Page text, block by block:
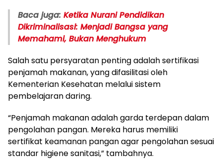
Baca juga: Ketika Nurani Pendidikan
Dikriminalisasi: Menjadi Bangsa yang
Memahami, Bukan Menghukum
Salah satu persyaratan penting adalah sertifikasi
penjamah makanan, yang difasilitasi oleh
Kementerian Kesehatan melalui sistem
pembelajaran daring.
“Penjamah makanan adalah garda terdepan dalam
pengolahan pangan. Mereka harus memiliki
sertifikat keamanan pangan agar pengolahan sesuai
standar higiene sanitasi,” tambahnya.